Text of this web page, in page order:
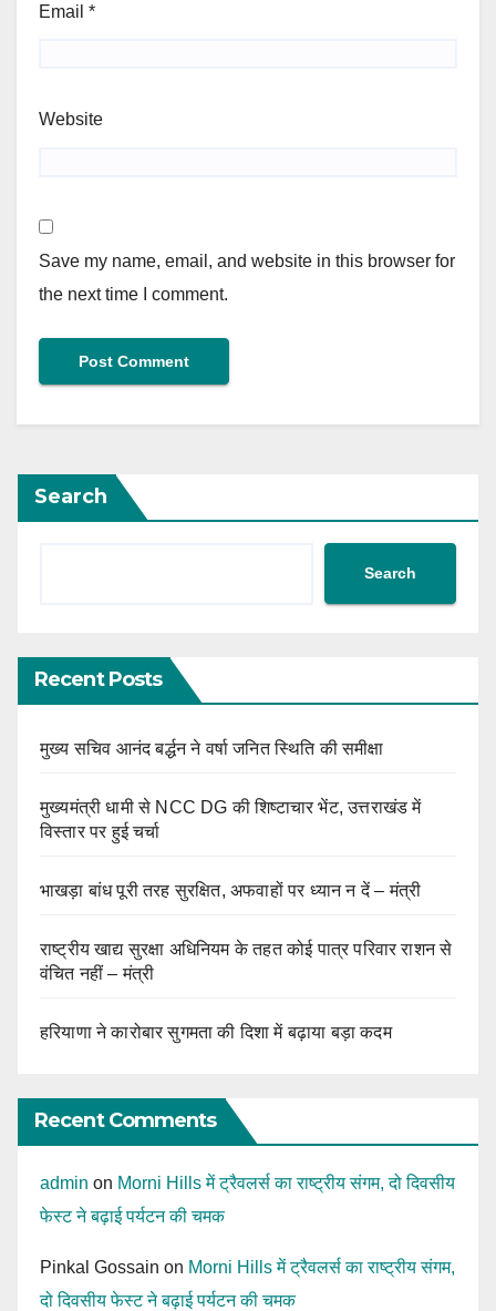
Email *
Website
Save my name, email, and website in this browser for
the next time I comment.
Search
Search
Recent Posts
मुख्य सचिव आनंद बर्द्धन ने वर्षा जनित स्थिति की समीक्षा
मुख्यमंत्री धामी से NCC DG की शिष्टाचार भेंट, उत्तराखंड में
विस्तार पर हुई चर्चा
भाखड़ा बांध पूरी तरह सुरक्षित, अफवाहों पर ध्यान न दें – मंत्री
राष्ट्रीय खाद्य सुरक्षा अधिनियम के तहत कोई पात्र परिवार राशन से
वंचित नहीं – मंत्री
हरियाणा ने कारोबार सुगमता की दिशा में बढ़ाया बड़ा कदम
Recent Comments
admin on Morni Hills में ट्रैवलर्स का राष्ट्रीय संगम, दो दिवसीय
फेस्ट ने बढ़ाई पर्यटन की चमक
Pinkal Gossain on Morni Hills में ट्रैवलर्स का राष्ट्रीय संगम,
दो दिवसीय फेस्ट ने बढ़ाई पर्यटन की चमक